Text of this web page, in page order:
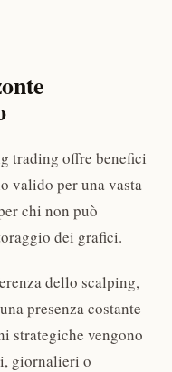
trading offre benefici
valido per una vasta
chi non può
dei grafici.
dello scalping,
presenza costante
strategiche vengono
giornalieri o